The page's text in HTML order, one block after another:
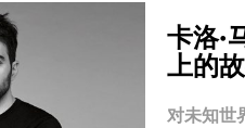
卡洛·
上的
对未知世